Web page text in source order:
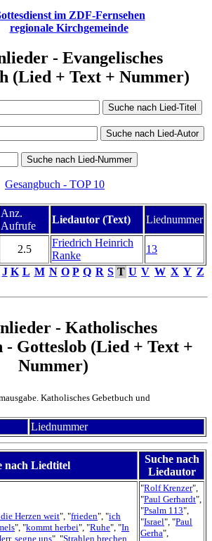
im ZDF-Fernsehen
regionale Kirchgemeinde
- Evangelisches
(Lied + Text + Nummer)
Gesangbuch - TOP 10
Anz.
Aufrufe
Liedautor (Text)
Liednummer
2.5
Friedrich Heinrich
Ranke
13
J K L M N O P Q R S T U V W X Y Z
- Katholisches
- Gotteslob (Lied + Text +
Nummer)
Katholisches Gebetbuch und
Liednummer
nach Liedtitel
Suche nach
Liedautor
Herzen weit", "frieden", "ich
", "kommt herbei", "Ruhe", "In
segne uns", "Strahlen brechen
"Rolf Krenzer",
"Paul Gerhardt",
"Psalm 113",
"Israel", "Paul
Gerha",